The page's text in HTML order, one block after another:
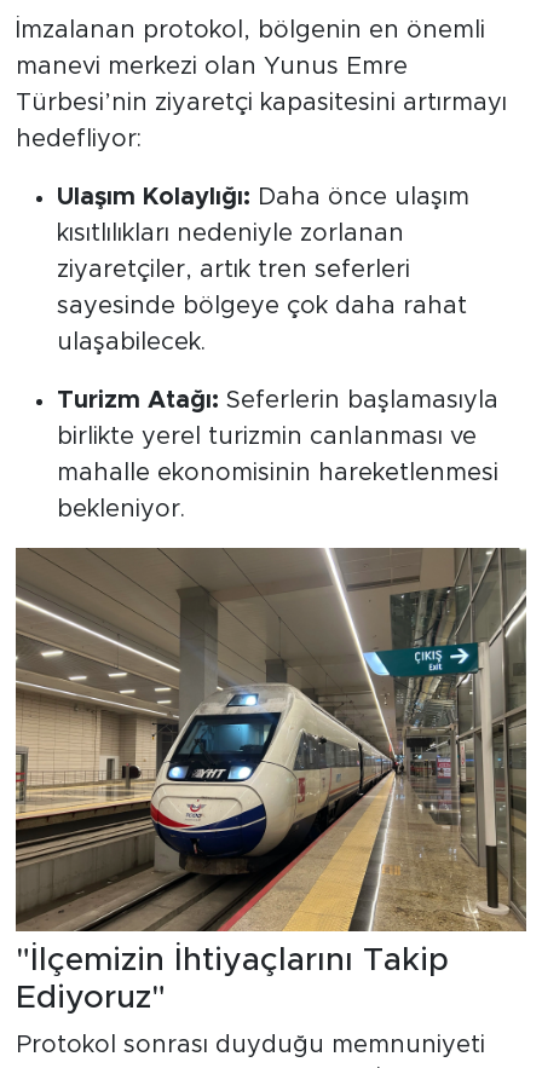
İmzalanan protokol, bölgenin en önemli
manevi merkezi olan Yunus Emre
Türbesi’nin ziyaretçi kapasitesini artırmayı
hedefliyor:
Ulaşım Kolaylığı: Daha önce ulaşım
kısıtlılıkları nedeniyle zorlanan
ziyaretçiler, artık tren seferleri
sayesinde bölgeye çok daha rahat
ulaşabilecek.
Turizm Atağı: Seferlerin başlamasıyla
birlikte yerel turizmin canlanması ve
mahalle ekonomisinin hareketlenmesi
bekleniyor.
"İlçemizin İhtiyaçlarını Takip
Ediyoruz"
Protokol sonrası duyduğu memnuniyeti